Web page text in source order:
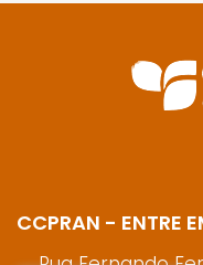
CCPRAN - ENTRE